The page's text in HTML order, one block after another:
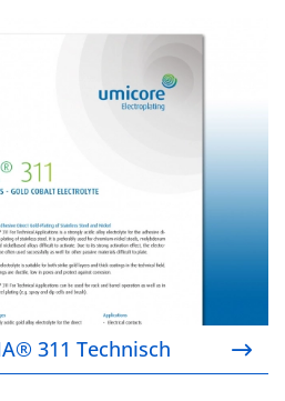
311 Technisch
311 Technisch